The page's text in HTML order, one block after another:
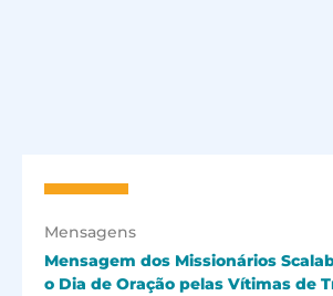
Mensagens
Mensagem dos Missionários
o Dia de Oração pelas Vítimas de